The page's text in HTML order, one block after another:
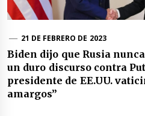
21 DE FEBRERO DE 2023
Biden dijo que Rusia
un duro discurso contra
presidente de EE.UU.
amargos”